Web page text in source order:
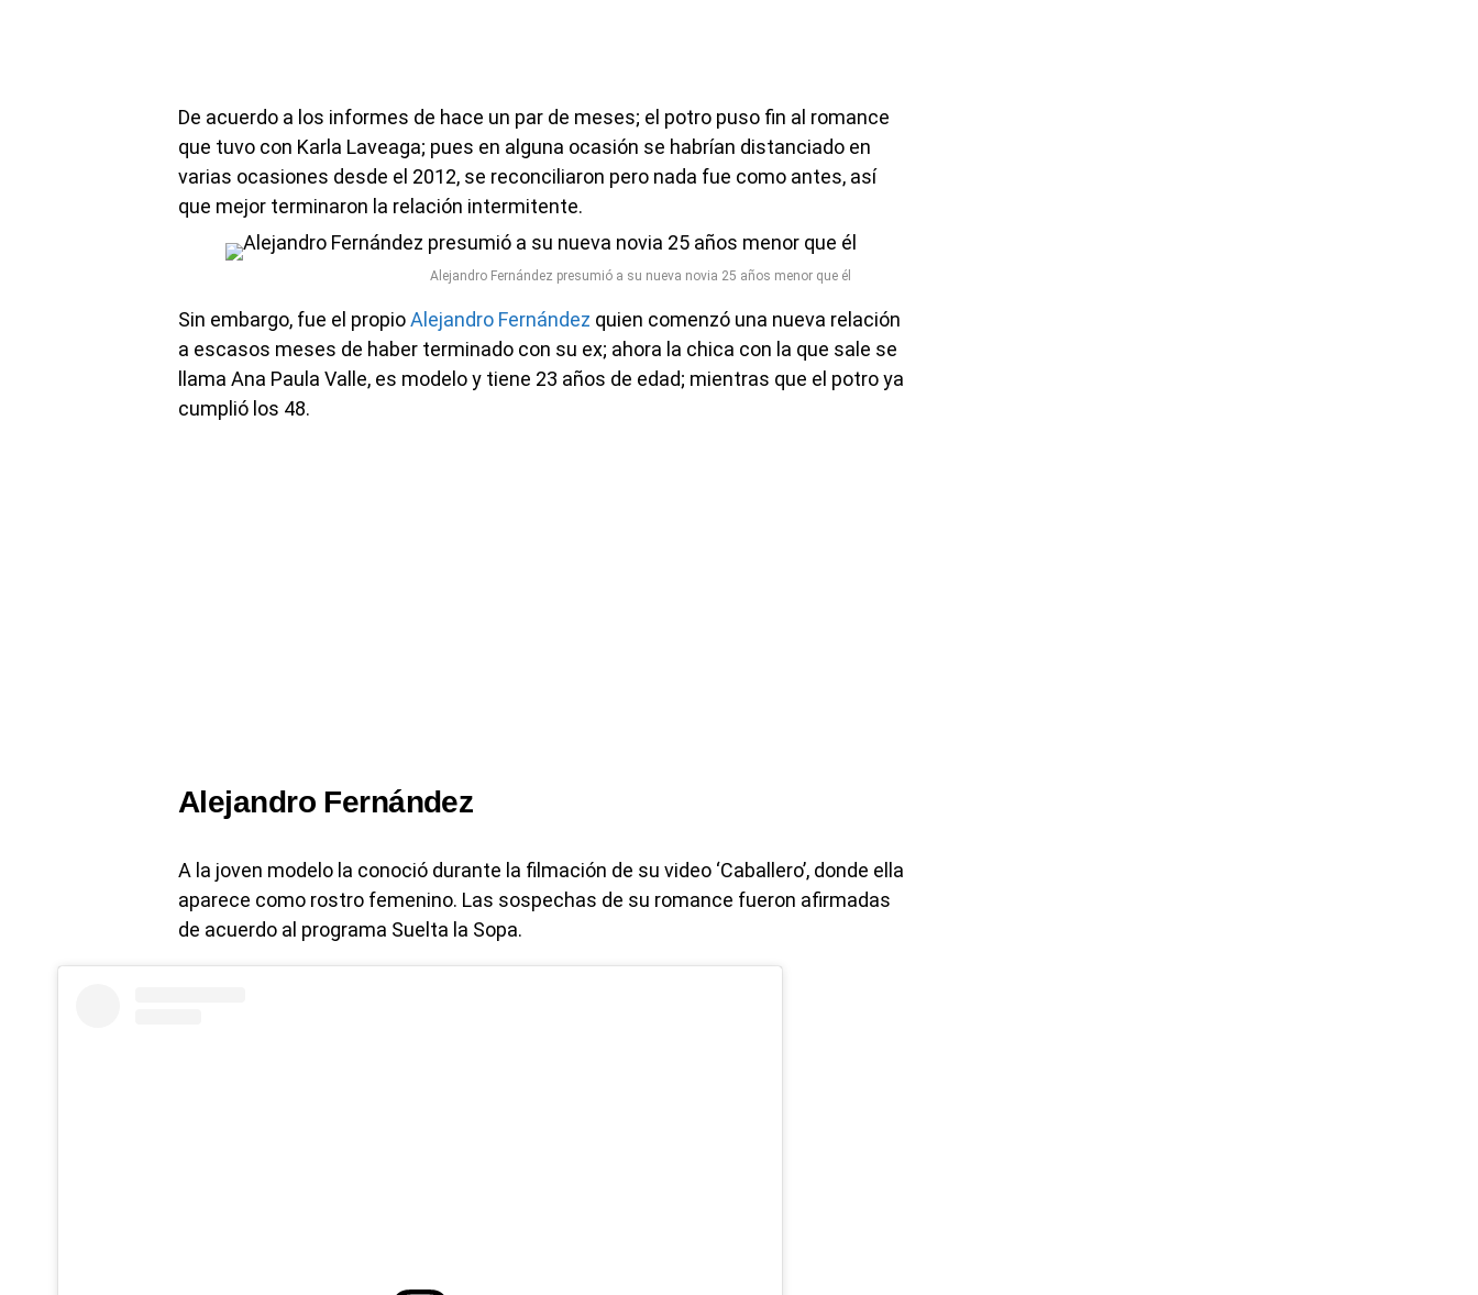
De acuerdo a los informes de hace un par de meses; el potro puso fin al romance
que tuvo con Karla Laveaga; pues en alguna ocasión se habrían distanciado en
varias ocasiones desde el 2012, se reconciliaron pero nada fue como antes, así
que mejor terminaron la relación intermitente.
Alejandro Fernández presumió a su nueva novia 25 años menor que él
Sin embargo, fue el propioAlejandro Fernández quien comenzó una nueva relación
a escasos meses de haber terminado con su ex; ahora la chica con la que sale se
llama Ana Paula Valle, es modelo y tiene 23 años de edad; mientras que el potro ya
cumplió los 48.
Alejandro Fernández
A la joven modelo la conoció durante la filmación de su video ‘Caballero’, donde ella
aparece como rostro femenino. Las sospechas de su romance fueron afirmadas
de acuerdo al programa Suelta la Sopa.